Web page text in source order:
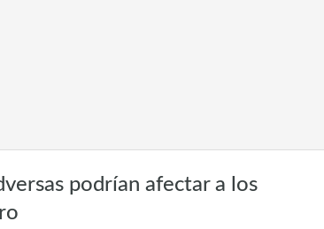
podrían afectar a los